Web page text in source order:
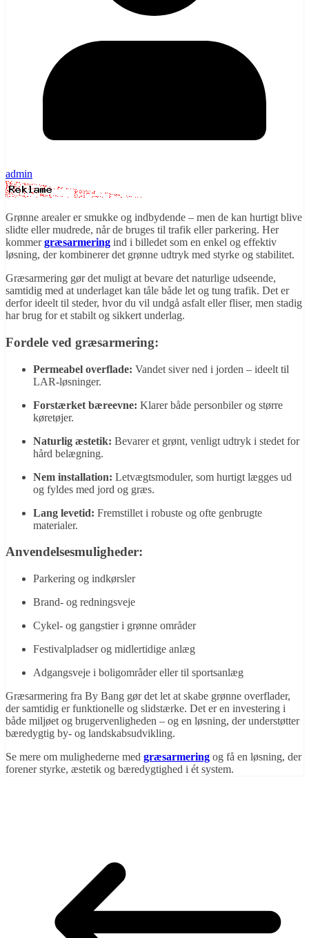
admin
Grønne arealer er smukke og indbydende – men de kan hurtigt blive
slidte eller mudrede, når de bruges til trafik eller parkering. Her
kommergræsarmering ind i billedet som en enkel og effektiv
løsning, der kombinerer det grønne udtryk med styrke og stabilitet.
Græsarmering gør det muligt at bevare det naturlige udseende,
samtidig med at underlaget kan tåle både let og tung trafik. Det er
derfor ideelt til steder, hvor du vil undgå asfalt eller fliser, men stadig
har brug for et stabilt og sikkert underlag.
Fordele ved græsarmering:
Permeabel overflade: Vandet siver ned i jorden – ideelt til
LAR-løsninger.
Forstærket bæreevne: Klarer både personbiler og større
køretøjer.
Naturlig æstetik: Bevarer et grønt, venligt udtryk i stedet for
hård belægning.
Nem installation: Letvægtsmoduler, som hurtigt lægges ud
og fyldes med jord og græs.
Lang levetid: Fremstillet i robuste og ofte genbrugte
materialer.
Anvendelsesmuligheder:
Parkering og indkørsler
Brand- og redningsveje
Cykel- og gangstier i grønne områder
Festivalpladser og midlertidige anlæg
Adgangsveje i boligområder eller til sportsanlæg
Græsarmering fra By Bang gør det let at skabe grønne overflader,
der samtidig er funktionelle og slidstærke. Det er en investering i
både miljøet og brugervenligheden – og en løsning, der understøtter
bæredygtig by- og landskabsudvikling.
Se mere om mulighederne med græsarmering og få en løsning, der
forener styrke, æstetik og bæredygtighed i ét system.